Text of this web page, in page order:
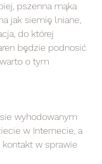
pszenna mąka
jak siemię lniane,
do której
będzie podnosić
o tym
wyhodowanym
w Internecie, a
w sprawie